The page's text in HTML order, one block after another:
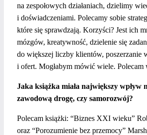
na zespołowych działaniach, dzielimy
i doświadczeniami. Polecamy sobie
które się sprawdzają. Korzyści? Jest ich
mózgów, kreatywność, dzielenie się
do większej liczby klientów, poszerzanie
i ofert. Mogłabym mówić wiele. Polecam
Jaka książka miała największy wpływ
zawodową drogę, czy samorozwój?
Polecam książki: “Biznes XXI wieku”
oraz “Porozumienie bez przemocy”